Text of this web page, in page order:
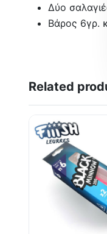
Δύο
Βάρος 6γρ.
Related